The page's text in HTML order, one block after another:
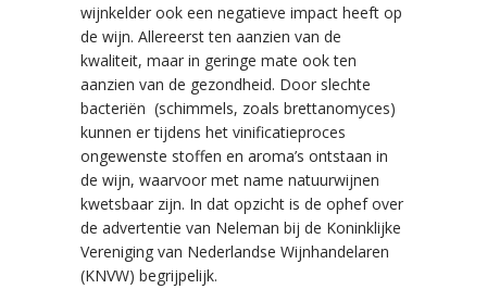
wijnkelder ook een negatieve impact heeft op
de wijn. Allereerst ten aanzien van de
kwaliteit, maar in geringe mate ook ten
aanzien van de gezondheid. Door slechte
bacteriën (schimmels, zoals brettanomyces)
kunnen er tijdens het vinificatieproces
ongewenste stoffen en aroma’s ontstaan in
de wijn, waarvoor met name natuurwijnen
kwetsbaar zijn. In dat opzicht is de ophef over
de advertentie van Neleman bij de Koninklijke
Vereniging van Nederlandse Wijnhandelaren
(KNVW) begrijpelijk.